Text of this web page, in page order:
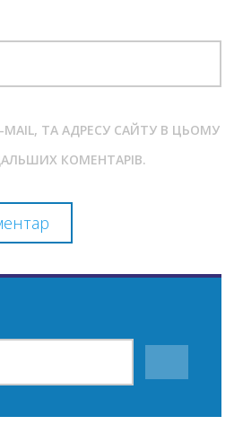
MAIL, ТА АДРЕСУ САЙТУ В ЦЬОМУ
КОМЕНТАРІВ.